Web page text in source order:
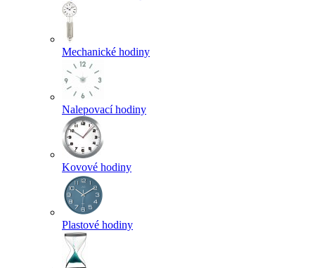
Mechanické hodiny
Nalepovací hodiny
Kovové hodiny
Plastové hodiny